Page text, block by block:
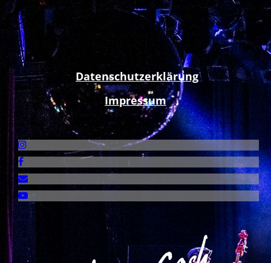
Datenschutzerklärung
Impressum